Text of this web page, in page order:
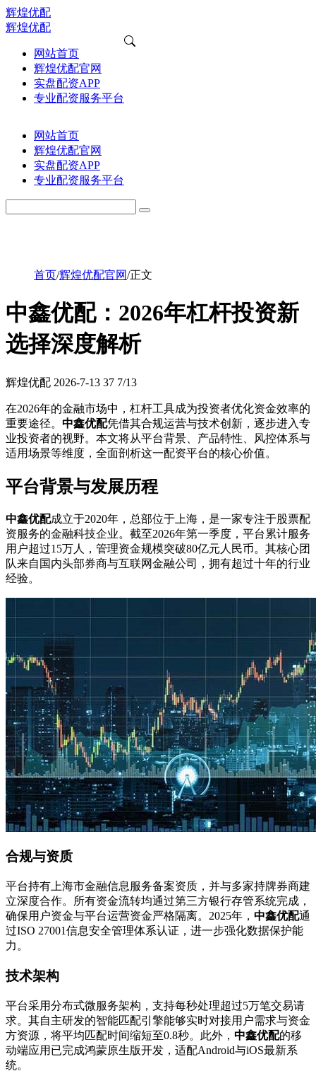
辉煌优配
辉煌优配
网站首页
辉煌优配官网
实盘配资APP
专业配资服务平台
网站首页
辉煌优配官网
实盘配资APP
专业配资服务平台
首页/辉煌优配官网/正文
中鑫优配：2026年杠杆投资新
选择深度解析
辉煌优配 2026-7-13 37 7/13
在2026年的金融市场中，杠杆工具成为投资者优化资金效率的
重要途径。 中鑫优配凭借其合规运营与技术创新，逐步进入专
业投资者的视野。本文将从平台背景、产品特性、风控体系与
适用场景等维度，全面剖析这一配资平台的核心价值。
平台背景与发展历程
中鑫优配成立于2020年，总部位于上海，是一家专注于股票配
资服务的金融科技企业。截至2026年第一季度，平台累计服务
用户超过15万人，管理资金规模突破80亿元人民币。其核心团
队来自国内头部券商与互联网金融公司，拥有超过十年的行业
经验。
合规与资质
平台持有上海市金融信息服务备案资质，并与多家持牌券商建
立深度合作。所有资金流转均通过第三方银行存管系统完成，
确保用户资金与平台运营资金严格隔离。2025年， 中鑫优配通
过ISO 27001信息安全管理体系认证，进一步强化数据保护能
力。
技术架构
平台采用分布式微服务架构，支持每秒处理超过5万笔交易请
求。其自主研发的智能匹配引擎能够实时对接用户需求与资金
方资源，将平均匹配时间缩短至0.8秒。此外， 中鑫优配的移
动端应用已完成鸿蒙原生版开发，适配Android与iOS最新系
统。